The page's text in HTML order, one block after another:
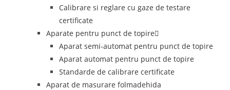
Calibrare si reglare cu gaze de testare
certificate
Aparate pentru punct de topire
Aparat semi-automat pentru punct de topire
Aparat automat pentru punct de topire
Standarde de calibrare certificate
Aparat de masurare folmadehida